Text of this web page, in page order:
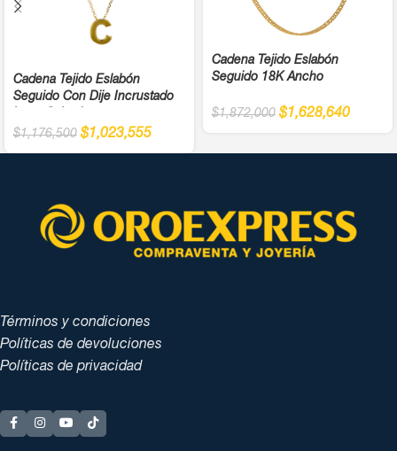
Cadena Tejido Eslabón
Seguido Con Dije Incrustado
$1,176,500 $1,023,555
Cadena Tejido Eslabón
Seguido 18K Ancho
$1,872,000 $1,628,640
Términos y condiciones
Políticas de devoluciones
Políticas de privacidad